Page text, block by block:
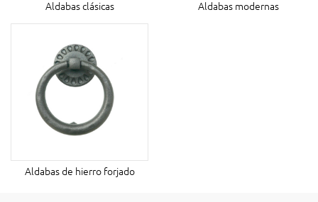
Aldabas clásicas Aldabas modernas
Aldabas de hierro forjado